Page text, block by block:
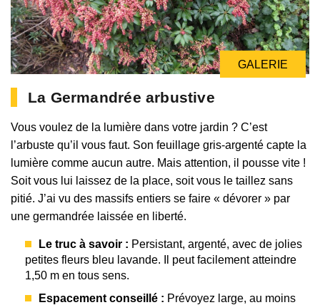
GALERIE
La Germandrée arbustive
Vous voulez de la lumière dans votre jardin ? C’est
l’arbuste qu’il vous faut. Son feuillage gris-argenté capte la
lumière comme aucun autre. Mais attention, il pousse vite !
Soit vous lui laissez de la place, soit vous le taillez sans
pitié. J’ai vu des massifs entiers se faire « dévorer » par
une germandrée laissée en liberté.
Le truc à savoir : Persistant, argenté, avec de jolies
petites fleurs bleu lavande. Il peut facilement atteindre
1,50 m en tous sens.
Espacement conseillé : Prévoyez large, au moins